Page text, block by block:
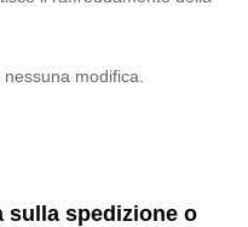
modifica.
sulla spedizione o